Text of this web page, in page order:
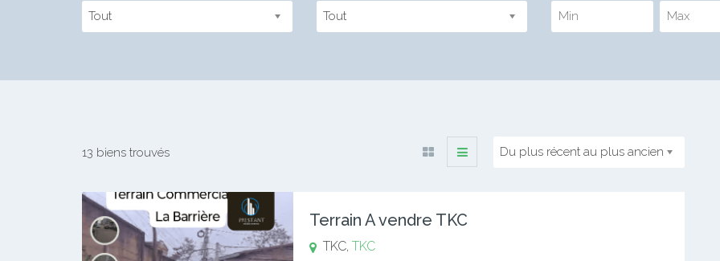
Tout
Tout
13 biens trouvés Du plus récent au plus ancien
Terrain A vendre TKC
TKC, TKC